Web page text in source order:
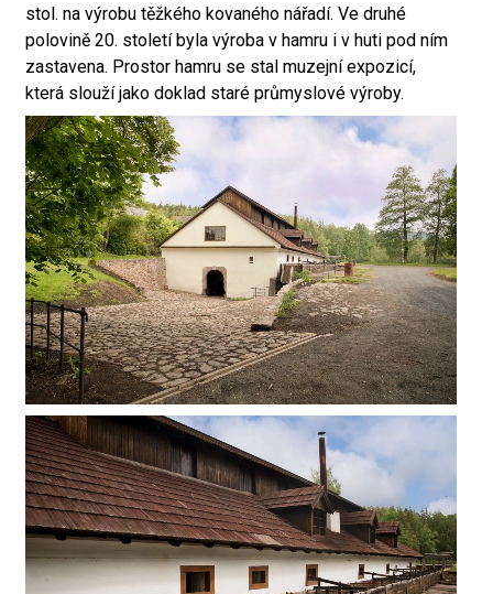
stol. na výrobu těžkého kovaného nářadí. Ve druhé
polovině 20. století byla výroba v hamru i v huti pod ním
zastavena. Prostor hamru se stal muzejní expozicí,
která slouží jako doklad staré průmyslové výroby.